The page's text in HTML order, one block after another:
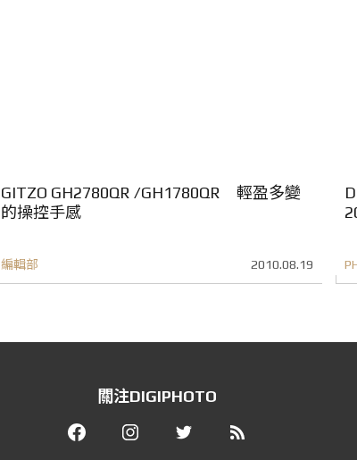
GITZO GH2780QR /GH1780QR 輕盈多變
的操控手感
編輯部 2010.08.19
關注DIGIPHOTO